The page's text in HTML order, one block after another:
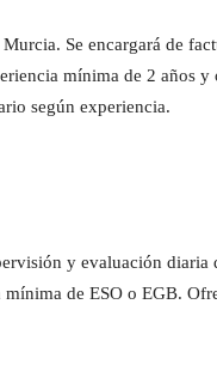
Se encargará de
mínima de 2 años y
según experiencia.
y evaluación diaria
de ESO o EGB.